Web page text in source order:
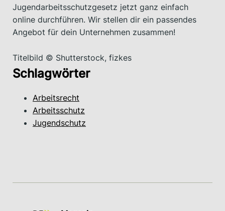
Jugendarbeitsschutzgesetz jetzt ganz einfach
online durchführen. Wir stellen dir ein passendes
Angebot für dein Unternehmen zusammen!
Titelbild © Shutterstock, fizkes
Schlagwörter
Arbeitsrecht
Arbeitsschutz
Jugendschutz